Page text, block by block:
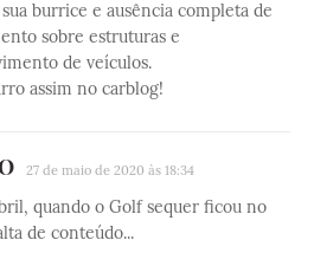
burrice e ausência completa de
sobre estruturas e
de veículos.
assim no carblog!
27 de maio de 2020 às 18:34
quando o Golf sequer ficou no
de conteúdo...